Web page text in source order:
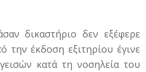
δικαστήριο δεν εξέφερε
την έκδοση εξιτηρίου έγινε
κατά τη νοσηλεία του